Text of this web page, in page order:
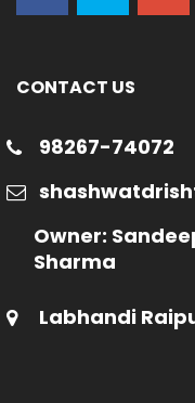
CONTACT US
98267-74072
Owner:
Sharma
Labhandi